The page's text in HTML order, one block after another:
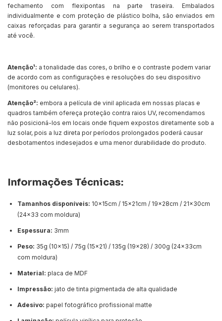
fechamento com flexipontas na parte traseira. Embalados
individualmente e com proteção de plástico bolha, são enviados em
caixas reforçadas para garantir a segurança ao serem transportados
até você.
Atenção¹: a tonalidade das cores, o brilho e o contraste podem variar
de acordo com as configurações e resoluções do seu dispositivo
(monitores ou celulares).
Atenção²: embora a película de vinil aplicada em nossas placas e
quadros também ofereça proteção contra raios UV, recomendamos
não posicioná-los em locais onde fiquem expostos diretamente sob a
luz solar, pois a luz direta por períodos prolongados poderá causar
desbotamentos indesejados e uma menor durabilidade do produto.
Informações Técnicas:
Tamanhos disponíveis: 10x15cm / 15x21cm / 19x28cm / 21x30cm
(24x33 com moldura)
Espessura: 3mm
Peso: 35g (10x15) / 75g (15x21) / 135g (19x28) / 300g (24x33cm
com moldura)
Material: placa de MDF
Impressão: jato de tinta pigmentada de alta qualidade
Adesivo: papel fotográfico profissional matte